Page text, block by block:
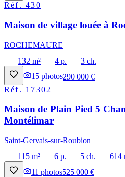
Réf.430
Maison de village louée à
ROCHEMAURE
132 m²
4 p.
3 ch.
15 photos290 000 €
Réf. 17302
Maison de Plain Pied 5
Montélimar
Saint-Gervais-sur-Roubion
115 m²
6 p. 5 ch.
614
11 photos525 000 €